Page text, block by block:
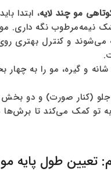
مو چند لایه، ابتدا
نیمه‌مرطوب نگه داری.
می‌شوند و کنترل بهتری
شانه و گیره، مو را به
(کنار صورت) و دو
تو کمک می‌کند تا
تعیین طول پایه مو